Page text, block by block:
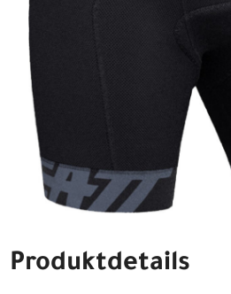
Produktdetails